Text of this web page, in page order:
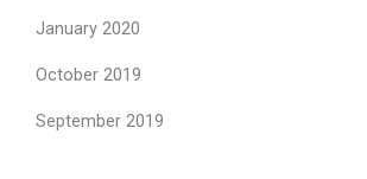
January 2020
October 2019
September 2019